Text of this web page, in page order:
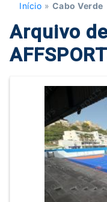
Início » Cabo Verde
Arquivo